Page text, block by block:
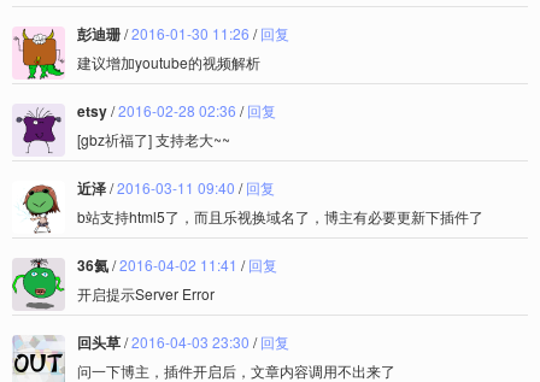
彭迪珊/2016-01-30 11:26 /回复
建议增加youtube的视频解析
etsy/2016-02-28 02:36 /回复
[gbz祈福了] 支持老大~~
近泽/2016-03-11 09:40 /回复
b站支持html5了，而且乐视换域名了，博主有必要更新下插件了
36氦/2016-04-02 11:41 /回复
开启提示Server Error
回头草/2016-04-03 23:30 /回复
问一下博主，插件开启后，文章内容调用不出来了